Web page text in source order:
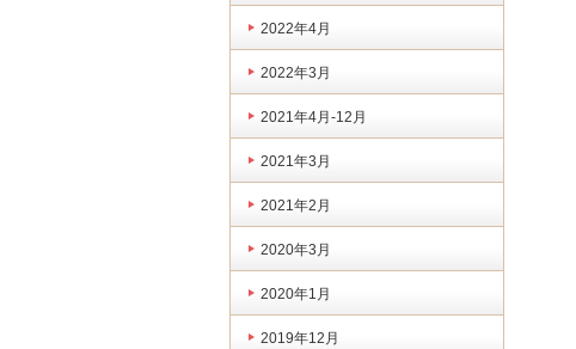
2022年4月
2022年3月
2021年4月-12月
2021年3月
2021年2月
2020年3月
2020年1月
2019年12月